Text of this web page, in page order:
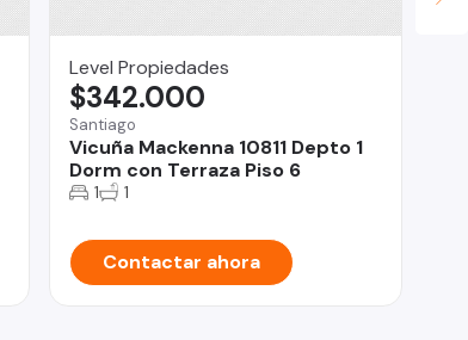
Level Propiedades
Santiago
Vicuña Mackenna 10811 Depto 1
Dorm con Terraza Piso 6
$342.000
1 1
Contactar ahora